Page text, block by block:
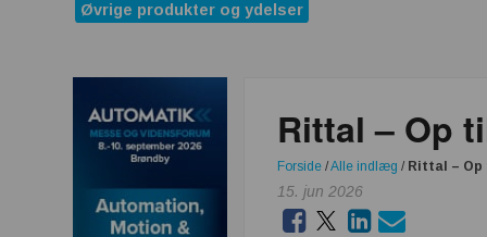
Øvrige produkter og ydelser
Rittal – Op
Forside /Alle indlæg / Rittal – Op
15. jun 2026